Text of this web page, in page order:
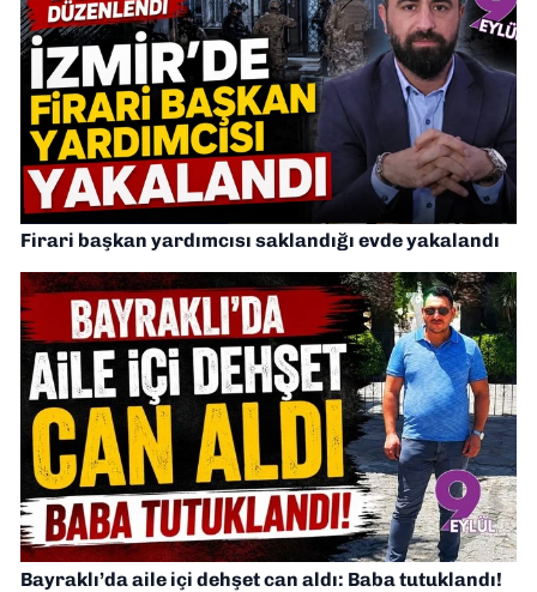
Firari başkan yardımcısı saklandığı evde yakalandı
Bayraklı’da aile içi dehşet can aldı: Baba tutuklandı!